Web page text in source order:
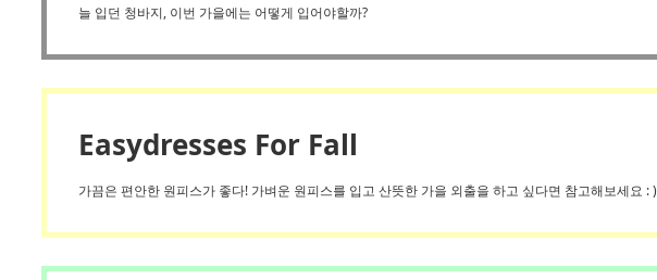
늘 입던 청바지, 이번 가을에는 어떻게 입어야할까?
Easydresses For Fall
가끔은 편안한 원피스가 좋다! 가벼운 원피스를 입고 산뜻한 가을 외출을 하고 싶다면 참고해보세요 : )